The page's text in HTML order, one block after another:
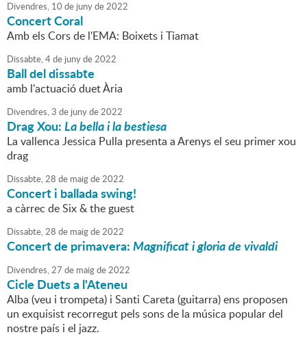
Divendres, 10 de junyde2022
Concert Coral
Amb els Cors de l'EMA: Boixets i Tiamat
Dissabte,4de junyde2022
Ball del dissabte
amb l'actuació duet Ària
Divendres,3 de junyde2022
Drag Xou:La bella i la bestiesa
La vallenca Jessica Pulla presenta a Arenys el seu primer xou
drag
Dissabte,28 de maigde2022
Concert i ballada swing!
a càrrec de Six & the guest
Dissabte,28 de maigde2022
Concert de primavera:Magnificat i gloria de vivaldi
Divendres,27 de maigde2022
Cicle Duets a l'Ateneu
Alba (veu i trompeta) i Santi Careta (guitarra) ens proposen
un exquisist recorregut pels sons de la música popular del
nostre país i el jazz.